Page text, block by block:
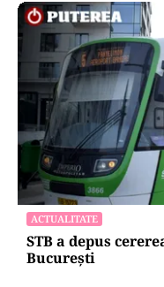
ACTUALITATE
STB a depus
București